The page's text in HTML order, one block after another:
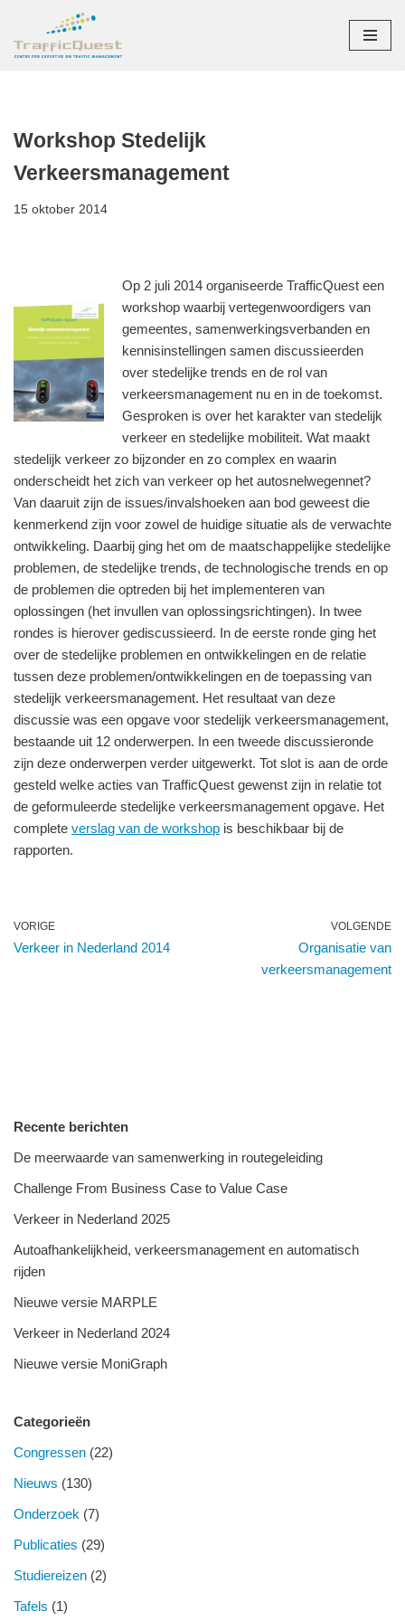
Ga
Workshop Stedelijk
Verkeersmanagement
15 oktober 2014
Op 2 juli 2014 organiseerde TrafficQuest een
workshop waarbij vertegenwoordigers van
gemeentes, samenwerkingsverbanden en
kennisinstellingen samen discussieerden
over stedelijke trends en de rol van
verkeersmanagement nu en in de toekomst.
Gesproken is over het karakter van stedelijk
verkeer en stedelijke mobiliteit. Wat maakt
stedelijk verkeer zo bijzonder en zo complex en waarin
onderscheidt het zich van verkeer op het autosnelwegennet?
Van daaruit zijn de issues/invalshoeken aan bod geweest die
kenmerkend zijn voor zowel de huidige situatie als de verwachte
ontwikkeling. Daarbij ging het om de maatschappelijke stedelijke
problemen, de stedelijke trends, de technologische trends en op
de problemen die optreden bij het implementeren van
oplossingen (het invullen van oplossingsrichtingen). In twee
rondes is hierover gediscussieerd. In de eerste ronde ging het
over de stedelijke problemen en ontwikkelingen en de relatie
tussen deze problemen/ontwikkelingen en de toepassing van
stedelijk verkeersmanagement. Het resultaat van deze
discussie was een opgave voor stedelijk verkeersmanagement,
bestaande uit 12 onderwerpen. In een tweede discussieronde
zijn deze onderwerpen verder uitgewerkt. Tot slot is aan de orde
gesteld welke acties van TrafficQuest gewenst zijn in relatie tot
de geformuleerde stedelijke verkeersmanagement opgave. Het
complete verslag van de workshop is beschikbaar bij de
rapporten.
VORIGE
Verkeer in Nederland 2014
VOLGENDE
Organisatie van
verkeersmanagement
Recente berichten
De meerwaarde van samenwerking in routegeleiding
Challenge From Business Case to Value Case
Verkeer in Nederland 2025
Autoafhankelijkheid, verkeersmanagement en automatisch
rijden
Nieuwe versie MARPLE
Verkeer in Nederland 2024
Nieuwe versie MoniGraph
Categorieën
Congressen (22)
Nieuws (130)
Onderzoek (7)
Publicaties (29)
Studiereizen (2)
Tafels (1)